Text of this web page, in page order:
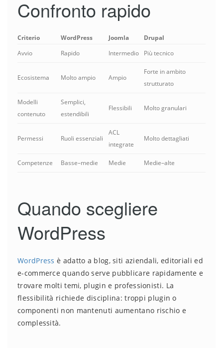
Confronto rapido
Criterio WordPress Joomla
Drupal
Avvio
Rapido Intermedio Più tecnico
Ecosistema Molto ampio Ampio
Forte in ambito
strutturato
Modelli
contenuto
Semplici,
estendibili
Flessibili Molto granulari
Permessi Ruoli essenziali
ACL
integrate
Molto dettagliati
Competenze Basse–medie Medie Medie–alte
Quando scegliere
WordPress
WordPress è adatto a blog, siti aziendali, editoriali ed
e-commerce quando serve pubblicare rapidamente e
trovare molti temi, plugin e professionisti. La
flessibilità richiede disciplina: troppi plugin o
componenti non mantenuti aumentano rischio e
complessità.